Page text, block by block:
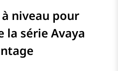
niveau pour
la série Avaya
PDF